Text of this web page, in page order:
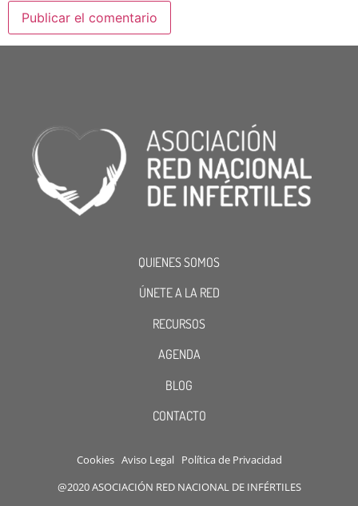
QUIENES SOMOS
ÚNETE A LA RED
RECURSOS
AGENDA
BLOG
CONTACTO
Cookies Aviso Legal Política de Privacidad
@2020 ASOCIACIÓN RED NACIONAL DE INFÉRTILES